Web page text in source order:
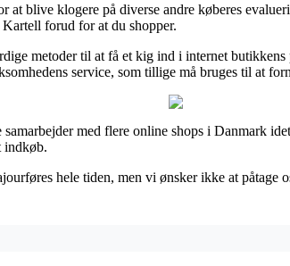
blive klogere på diverse andre køberes
forud for at du shopper.
metoder til at få et kig ind i internet
service, som tillige må bruges til at
med flere online shops i Danmark
indkøb.
hele tiden, men vi ønsker ikke at påtage